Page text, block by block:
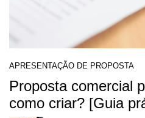
APRESENTAÇÃO DE PROPOSTA
Proposta comercial
como criar? [Guia